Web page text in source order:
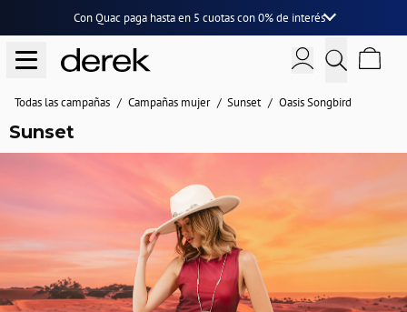
Con Quac paga hasta en 5 cuotascon0% de interés
Todas las campañas Campañas mujer Sunset Oasis Songbird
Sunset